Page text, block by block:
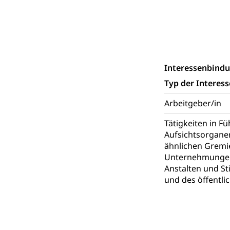
Typ der
Arbeitgeber/in
Tätigkeiten in
ähnlichen
Anstalten und
und des
Gleichstellung
Zivilverfahren
Zivilrecht,
Betreibung
Bankrott,